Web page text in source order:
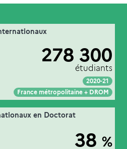
278 300
étudiants
2020-21
France métropolitaine + DROM
Voir :
Intégrer :
:
internationale
Source :
MESRE-DGESIP/DGRI-SIES
en Doctorat
38 %
Extrait de la fiche "
internationale
Couverture :